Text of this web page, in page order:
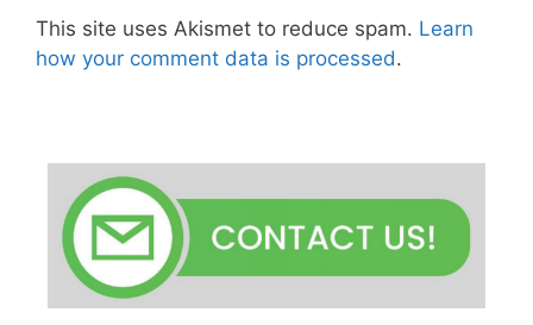
This site uses Akismet to reduce spam. Learn
how your comment data is processed.